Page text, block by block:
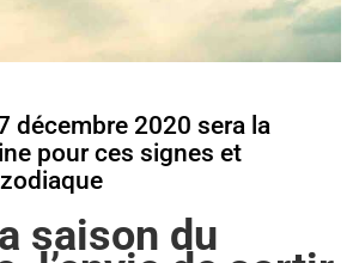
décembre 2020 sera la
pour ces signes et
saison du